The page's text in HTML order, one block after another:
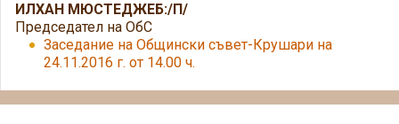
ИЛХАН МЮСТЕДЖЕБ:/П/
Председател на ОбС
Заседание на Общински съвет-Крушари на
24.11.2016 г. от 14.00 ч.